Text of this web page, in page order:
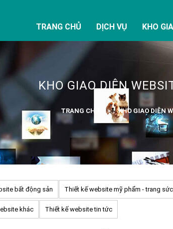
TRANG CHỦ DỊCH VỤ KHO
KHO GIAO DIỆN
TRANG CHỦ KHO GIAO DIỆN
bất động sản Thiết kế website mỹ phẩm - trang sức
khác Thiết kế website tin tức